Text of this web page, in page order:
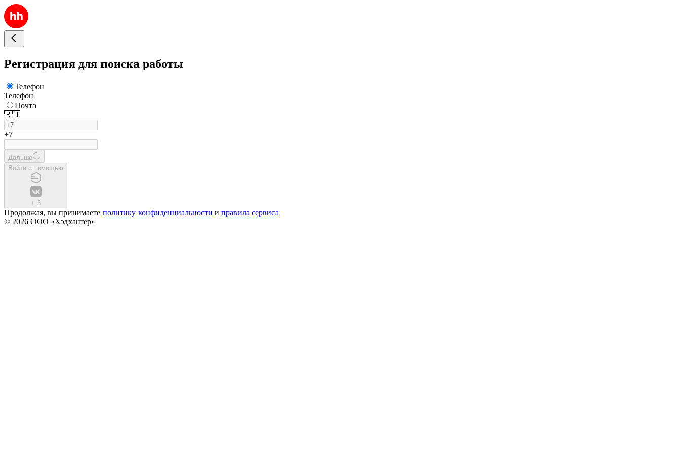
Регистрация для поиска работы
Телефон
Телефон
Почта
🇷🇺
+7
Дальше
Войти с помощью
+ 3
Продолжая, вы принимаете политику конфиденциальности и правила сервиса
© 2026 ООО «Хэдхантер»